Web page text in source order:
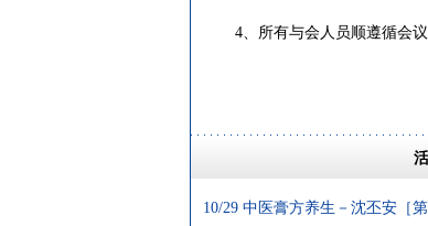
4、所有与会人员顺遵循会议
10/29 中医膏方养生－沈丕安［第